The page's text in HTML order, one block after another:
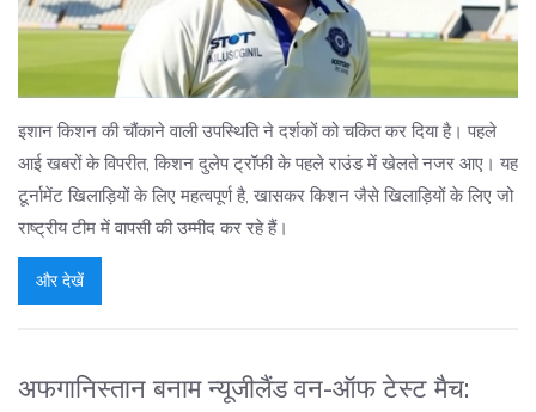
इशान किशन की चौंकाने वाली उपस्थिति ने दर्शकों को चकित कर दिया है। पहले
आई खबरों के विपरीत, किशन दुलेप ट्रॉफी के पहले राउंड में खेलते नजर आए। यह
टूर्नामेंट खिलाड़ियों के लिए महत्वपूर्ण है, खासकर किशन जैसे खिलाड़ियों के लिए जो
राष्ट्रीय टीम में वापसी की उम्मीद कर रहे हैं।
और देखें
अफगानिस्तान बनाम न्यूजीलैंड वन-ऑफ टेस्ट मैच: